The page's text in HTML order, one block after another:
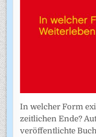
In welcher Form
zeitlichen Ende?
veröffentlichte